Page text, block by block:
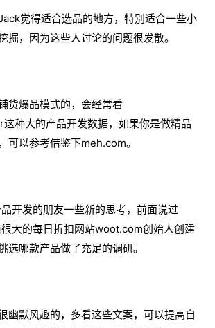
觉得适合选品的地方，特别适合一些小
掘，因为这些人讨论的问题很发散。
货爆品模式的，会经常看
种大的产品开发数据，如果你是做精品
可以参考借鉴下meh.com。
开发的朋友一些新的思考，前面说过
大的每日折扣网站woot.com创始人创建
选哪款产品做了充足的调研。
幽默风趣的，多看这些文案，可以提高自